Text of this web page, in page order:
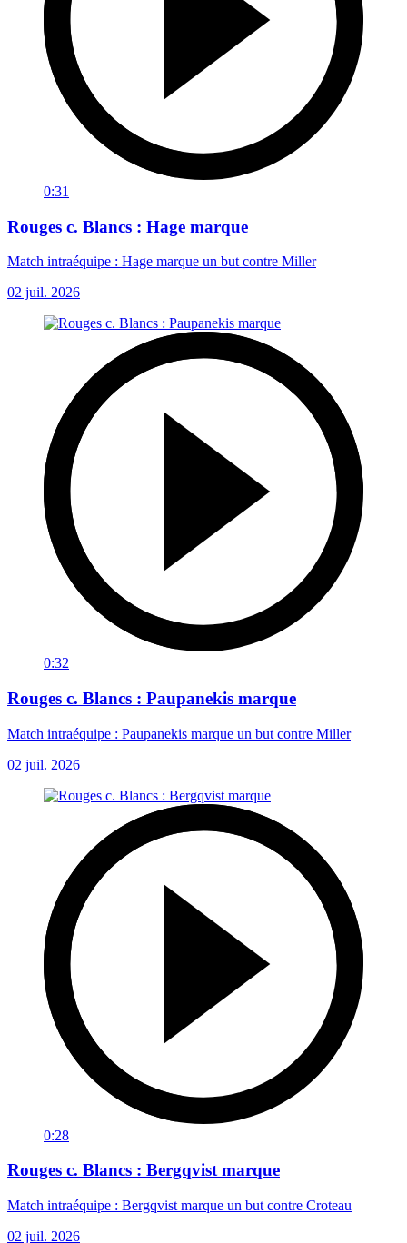
0:31
Rouges c. Blancs : Hage marque
Match intraéquipe : Hage marque un but contre Miller
02 juil. 2026
0:32
Rouges c. Blancs : Paupanekis marque
Match intraéquipe : Paupanekis marque un but contre Miller
02 juil. 2026
0:28
Rouges c. Blancs : Bergqvist marque
Match intraéquipe : Bergqvist marque un but contre Croteau
02 juil. 2026